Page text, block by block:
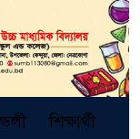
শিক্ষার্থী